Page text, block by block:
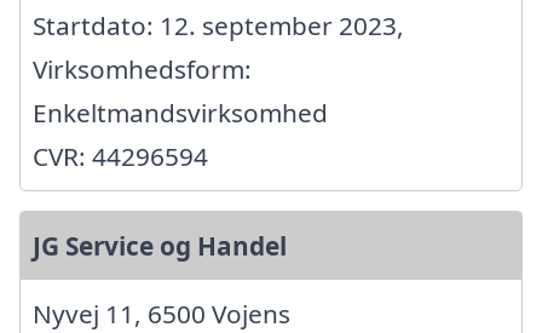
Startdato: 12. september 2023,
Virksomhedsform:
Enkeltmandsvirksomhed
CVR: 44296594
JG Service og Handel
Nyvej 11, 6500 Vojens